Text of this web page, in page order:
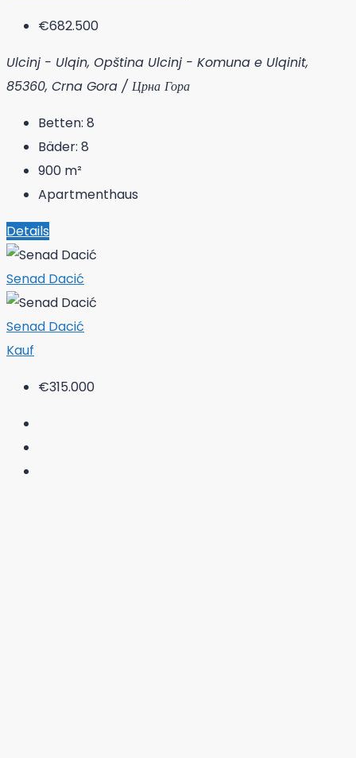
€682.500
Ulcinj - Ulqin, Opština Ulcinj - Komuna e Ulqinit,
85360, Crna Gora / Црна Гора
Betten: 8
Bäder: 8
900 m²
Apartmenthaus
Details
Senad Dacić
Senad Dacić
Kauf
€315.000